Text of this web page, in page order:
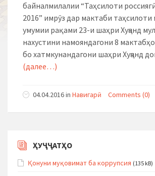
байналмилалии “Таҳсилоти
2016” имрӯз дар мактаби таҳсилоти
умумии рақами 23-и шаҳри Хуҷанд
нахустини намояндагони 8
бо хатмкунандагони шаҳри Хуҷанд
(далее…)
04.04.2016in Навигарӣ Comments (0)
ҲУҶҶАТҲО
Қонуни муқовимат ба коррупсия (135 kB)